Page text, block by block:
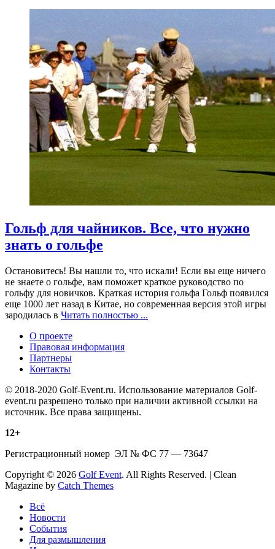
Гольф для чайников. Все, что нужно
знать о гольфе
Остановитесь! Вы нашли то, что искали! Если вы еще ничего
не знаете о гольфе, вам поможет краткое руководство по
гольфу для новичков. Краткая история гольфа Гольф появился
еще 1000 лет назад в Китае, но современная версия этой игры
зародилась в Читать полностью ...
О проекте
Правовая информация
Партнеры
Контакты
© 2018-2020 Golf-Event.ru. Использование материалов Golf-
event.ru разрешено только при наличии активной ссылки на
источник. Все права защищены.
12+
Регистрационный номер ЭЛ № ФС 77 — 73647
Copyright © 2026 Golf Event. All Rights Reserved. | Clean
Magazine by Catch Themes
Всё
Новости
События
Для размышления